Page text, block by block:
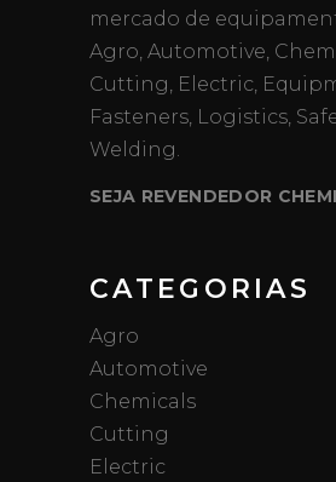
mercado de
Agro, Automotive,
Cutting, Electric,
Fasteners, Logistics,
Welding.
SEJA REVENDEDOR
CATEGORIAS
Agro
Automotive
Chemicals
Cutting
Electric